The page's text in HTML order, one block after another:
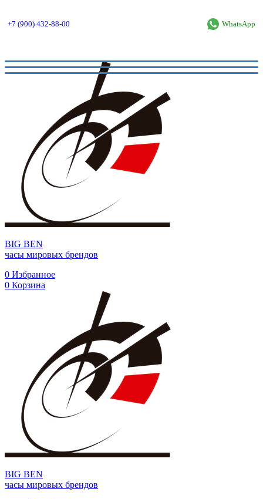
+7 (900) 432-88-00 WhatsApp
BIG BEN
часы мировых брендов
0 Избранное
0 Корзина
BIG BEN
часы мировых брендов